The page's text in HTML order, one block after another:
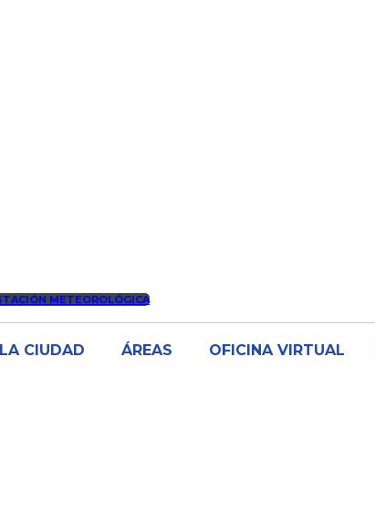
METEOROLÓGICA
LA CIUDAD ÁREAS OFICINA VIRTUAL